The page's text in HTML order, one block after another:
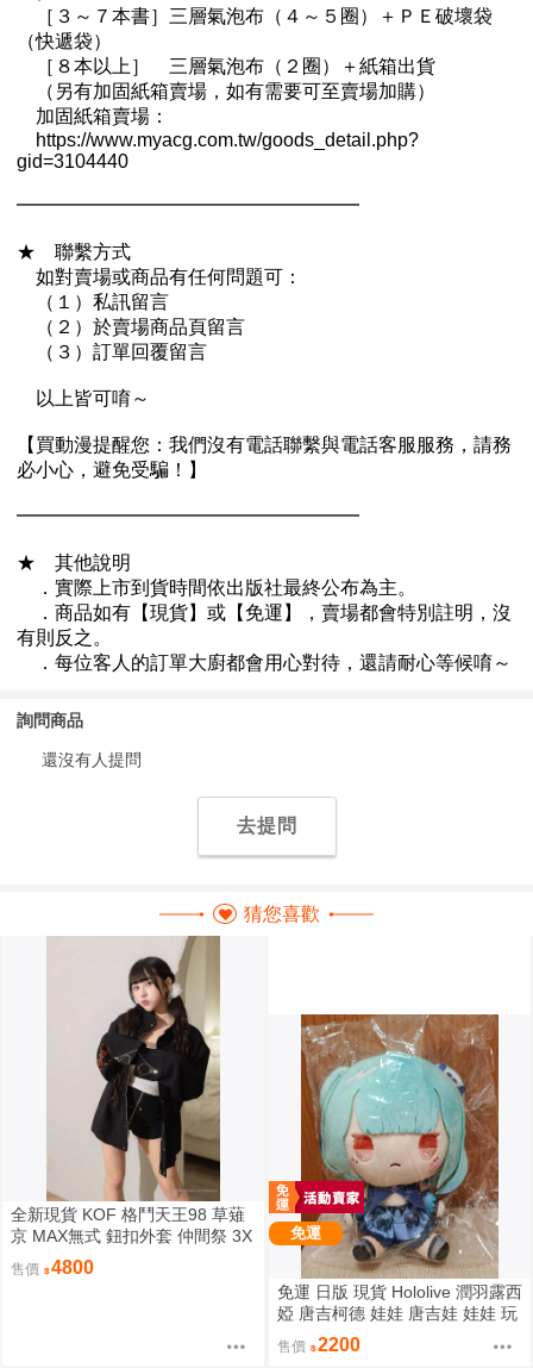
詢問商品
還沒有人提問
去提問
猜您喜歡
全新現貨 KOF 格鬥天王98 草薙
京 MAX無式 鈕扣外套 仲間祭 3X
L 刺繡 限定聯名 外套
售價 4800
免運
免運 日版 現貨 Hololive 潤羽露西
婭 唐吉柯德 娃娃 唐吉娃 娃娃 玩
偶 ドン・キホーテ もちどる 潤
羽るしあ
售價 2200